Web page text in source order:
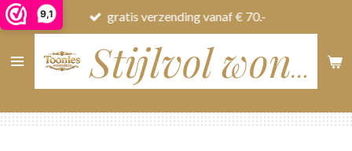
9,1
Ga
direct
naar
Stijlvol wonen
gratis verzending vanaf € 70.-